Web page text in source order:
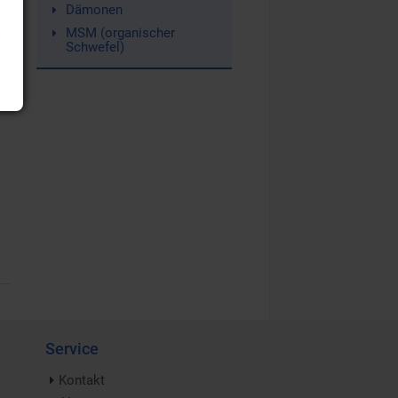
Dämonen
MSM (organischer
Schwefel)
Service
Kontakt